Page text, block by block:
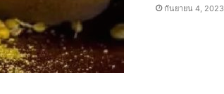
กันยายน 4, 2023